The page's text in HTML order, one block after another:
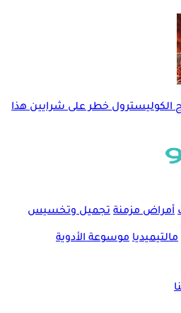
الكوليسترول خطر على شرايين هذا
أمراض مزمنة تجميل وتخسيس
مالتيميديا موسوعة الأدوية